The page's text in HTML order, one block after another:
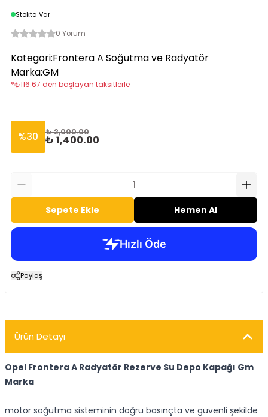
Stokta Var
0 Yorum
Kategori:Frontera A Soğutma ve Radyatör
Marka:GM
*₺116.67 den başlayan taksitlerle
%30 ₺ 2,000.00
₺ 1,400.00
Sepete Ekle Hemen Al
Paylaş
Ürün Detayı
Opel Frontera A Radyatör Rezerve Su Depo Kapağı Gm
Marka
motor soğutma sisteminin doğru basınçta ve güvenli şekilde